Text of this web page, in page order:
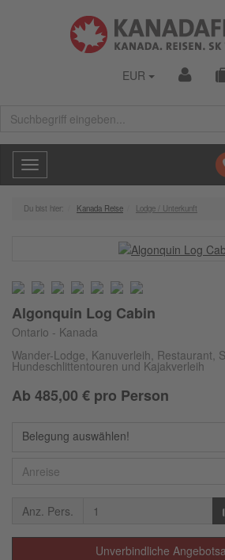
EUR
Toggle
navigation
Du bist hier: Kanada Reise Lodge / Unterkunft
Algonquin Log Cabin
Ontario - Kanada
Wander-Lodge, Kanuverleih, Restaurant,
Hundeschlittentouren und Kajakverleih
Ab 485,00 € pro Person
Belegung auswählen!
Anz. Pers.
Unverbindliche